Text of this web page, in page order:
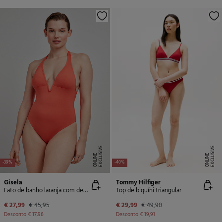
-39% E
X
C
L
U
SI
V
E
O
N
LI
N
E
Gisela
Fato de banho laranja com decote única
€ 27,99 € 45,95
Desconto€ 17,96
-40% E
X
C
L
U
SI
V
E
O
N
LI
N
E
Tommy Hilfiger
Top de biquíni triangular
€ 29,99 € 49,90
Desconto€ 19,91